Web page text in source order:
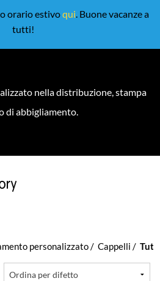
orario estivoqui. Buone vacanze a
tutti!
nella distribuzione, stampa
di abbigliamento.
personalizzato Cappelli